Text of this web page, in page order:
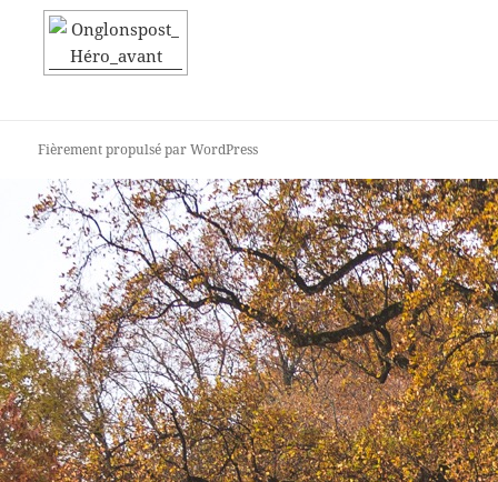
Fièrement propulsé par WordPress